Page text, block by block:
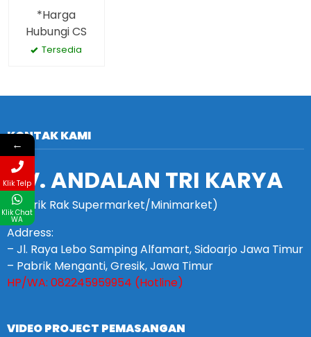
*Harga
Hubungi CS
Tersedia
KONTAK KAMI
CV. ANDALAN TRI KARYA
(Pabrik Rak Supermarket/Minimarket)
Address:
– Jl. Raya Lebo Samping Alfamart, Sidoarjo Jawa Timur
– Pabrik Menganti, Gresik, Jawa Timur
HP/WA: 082245959954 (Hotline)
VIDEO PROJECT PEMASANGAN
←
Klik Telp
Klik Chat
WA